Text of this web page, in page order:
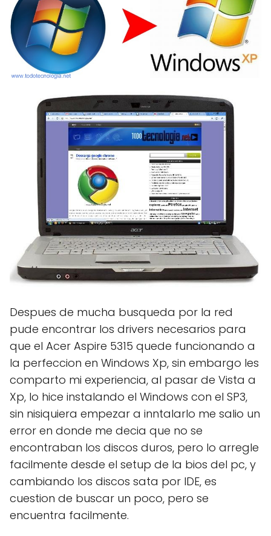
Despues de mucha busqueda por la red
pude encontrar los drivers necesarios para
que el Acer Aspire 5315 quede funcionando a
la perfeccion en Windows Xp, sin embargo les
comparto mi experiencia, al pasar de Vista a
Xp, lo hice instalando el Windows con el SP3,
sin nisiquiera empezar a inntalarlo me salio un
error en donde me decia que no se
encontraban los discos duros, pero lo arregle
facilmente desde el setup de la bios del pc, y
cambiando los discos sata por IDE, es
cuestion de buscar un poco, pero se
encuentra facilmente.